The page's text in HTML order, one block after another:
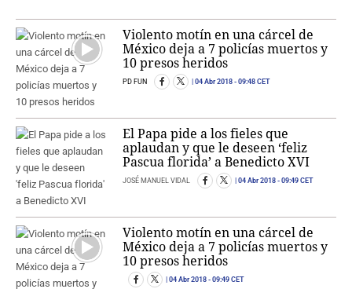
Violento motín en una cárcel de
México deja a 7 policías muertos y
10 presos heridos
PD FUN 04 Abr 2018 - 09:48 CET
El Papa pide a los fieles que
aplaudan y que le deseen ‘feliz
Pascua florida’ a Benedicto XVI
JOSÉ MANUEL VIDAL 04 Abr 2018 - 09:49 CET
Violento motín en una cárcel de
México deja a 7 policías muertos y
10 presos heridos
04 Abr 2018 - 09:49 CET